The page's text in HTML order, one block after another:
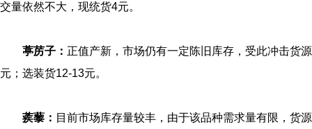
交量依然不大，现统货4元。
葶苈子： 正值产新，市场仍有一定陈旧库存，受此冲击货
元；选装货12-13元。
蒺藜： 目前市场库存量较丰，由于该品种需求量有限，货